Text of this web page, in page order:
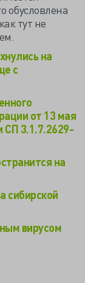
обусловлена
тут не
на
с
от 13 мая
СП 3.1.7.2629-
на
сибирской
вирусом